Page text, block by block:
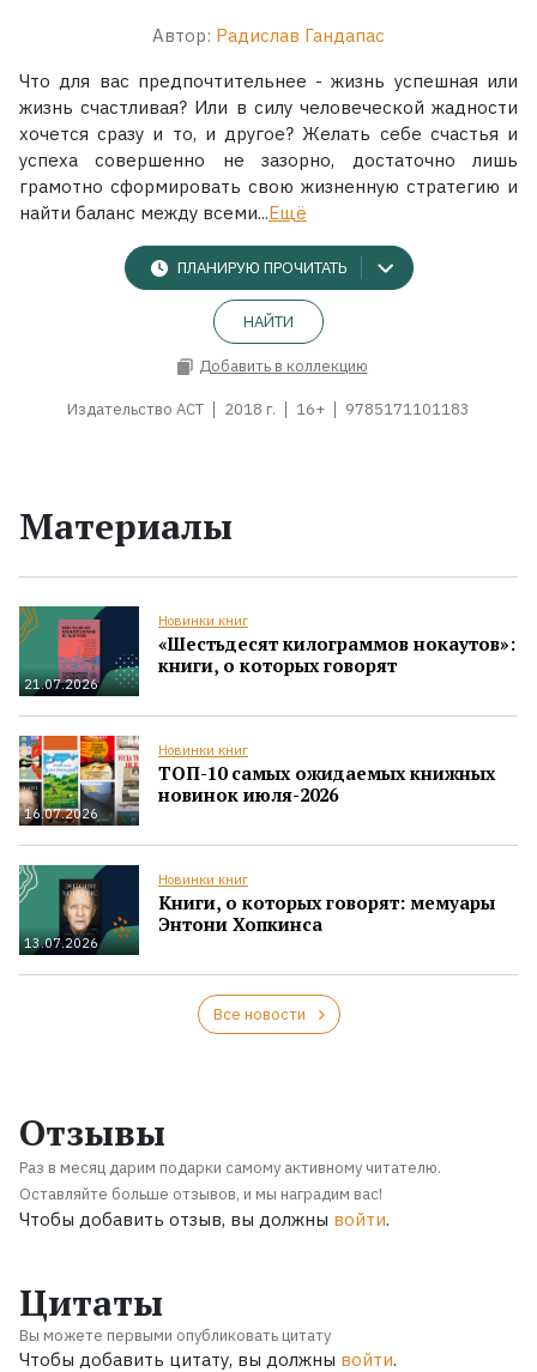
Автор: Радислав Гандапас
Что для вас предпочтительнее - жизнь успешная или
жизнь счастливая? Или в силу человеческой жадности
хочется сразу и то, и другое? Желать себе счастья и
успеха совершенно не зазорно, достаточно лишь
грамотно сформировать свою жизненную стратегию и
найти баланс между всеми...Ещё
ПЛАНИРУЮ ПРОЧИТАТЬ
НАЙТИ
Добавить в коллекцию
Издательство АСТ 2018 г. 16+ 9785171101183
Материалы
21.07.2026
Новинки книг
«Шестьдесят килограммов нокаутов»:
книги, о которых говорят
16.07.2026
Новинки книг
ТОП-10 самых ожидаемых книжных
новинок июля-2026
13.07.2026
Новинки книг
Книги, о которых говорят: мемуары
Энтони Хопкинса
Все новости
Отзывы
Раз в месяц дарим подарки самому активному читателю.
Оставляйте больше отзывов, и мы наградим вас!
Чтобы добавить отзыв, вы должны войти.
Цитаты
Вы можете первыми опубликовать цитату
Чтобы добавить цитату, вы должны войти.